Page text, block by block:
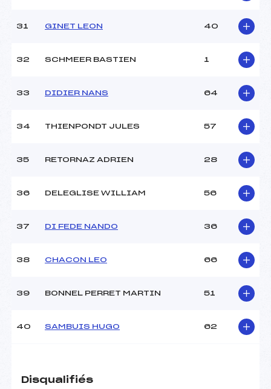
31 GINET LEON 40
32 SCHMEER BASTIEN 1
33 DIDIER NANS 64
34 THIENPONDT JULES 57
35 RETORNAZ ADRIEN 28
36 DELEGLISE WILLIAM 56
37 DI FEDE NANDO 36
38 CHACON LEO 66
39 BONNEL PERRET MARTIN 51
40 SAMBUIS HUGO 62
Disqualifiés